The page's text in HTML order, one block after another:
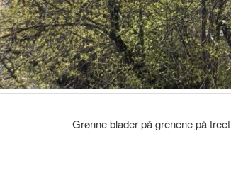
Grønne blader på grenene på treet